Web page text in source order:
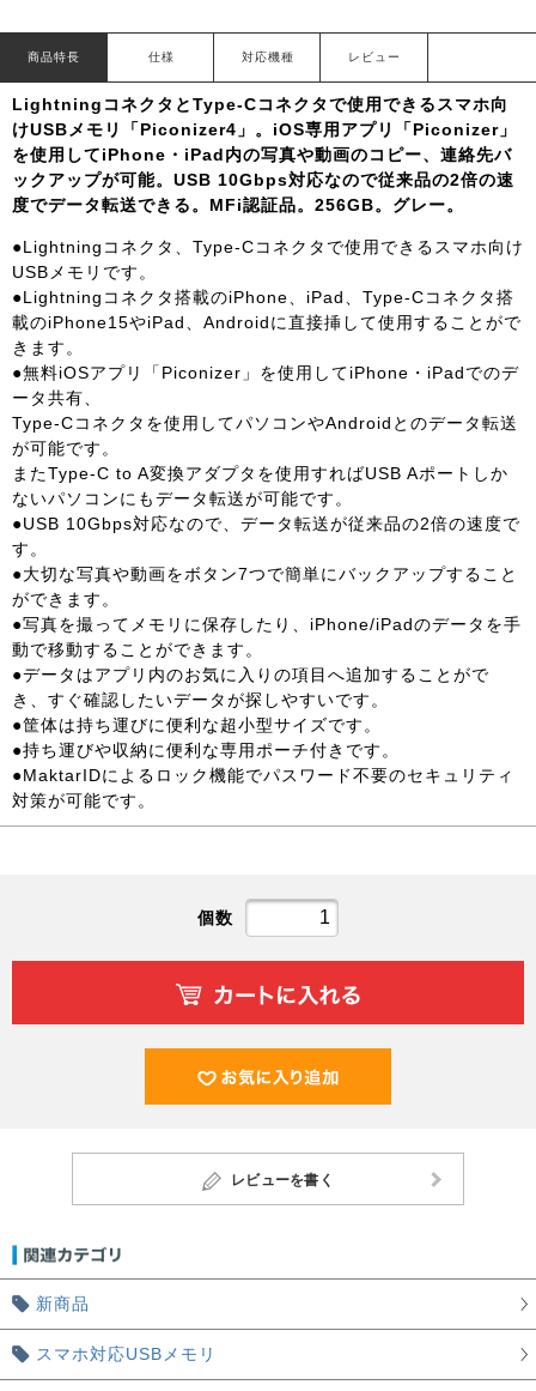
商品特長 仕様 対応機種 レビュー
LightningコネクタとType-Cコネクタで使用できるスマホ向
けUSBメモリ「Piconizer4」。iOS専用アプリ「Piconizer」
を使用してiPhone・iPad内の写真や動画のコピー、連絡先バ
ックアップが可能。USB 10Gbps対応なので従来品の2倍の速
度でデータ転送できる。MFi認証品。256GB。グレー。
●Lightningコネクタ、Type-Cコネクタで使用できるスマホ向け
USBメモリです。
●Lightningコネクタ搭載のiPhone、iPad、Type-Cコネクタ搭
載のiPhone15やiPad、Androidに直接挿して使用することがで
きます。
●無料iOSアプリ「Piconizer」を使用してiPhone・iPadでのデ
ータ共有、
Type-Cコネクタを使用してパソコンやAndroidとのデータ転送
が可能です。
またType-C to A変換アダプタを使用すればUSB Aポートしか
ないパソコンにもデータ転送が可能です。
●USB 10Gbps対応なので、データ転送が従来品の2倍の速度で
す。
●大切な写真や動画をボタン7つで簡単にバックアップすること
ができます。
●写真を撮ってメモリに保存したり、iPhone/iPadのデータを手
動で移動することができます。
●データはアプリ内のお気に入りの項目へ追加することがで
き、すぐ確認したいデータが探しやすいです。
●筐体は持ち運びに便利な超小型サイズです。
●持ち運びや収納に便利な専用ポーチ付きです。
●MaktarIDによるロック機能でパスワード不要のセキュリティ
対策が可能です。
個数
レビューを書く
新商品
スマホ対応USBメモリ